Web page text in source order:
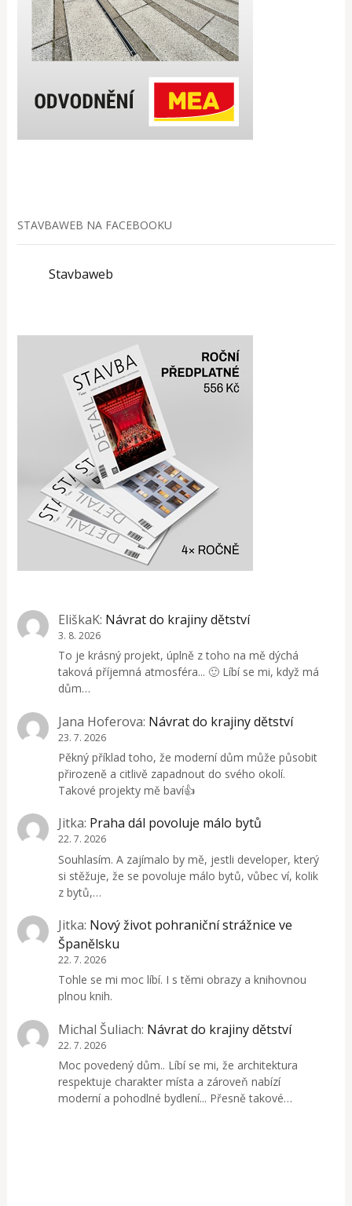
STAVBAWEB NA FACEBOOKU
Stavbaweb
EliškaK: Návrat do krajiny dětství
3. 8. 2026
To je krásný projekt, úplně z toho na mě dýchá
taková příjemná atmosféra... 🙂 Líbí se mi, když má
dům…
Jana Hoferova: Návrat do krajiny dětství
23. 7. 2026
Pěkný příklad toho, že moderní dům může působit
přirozeně a citlivě zapadnout do svého okolí.
Takové projekty mě baví👍
Jitka: Praha dál povoluje málo bytů
22. 7. 2026
Souhlasím. A zajímalo by mě, jestli developer, který
si stěžuje, že se povoluje málo bytů, vůbec ví, kolik
z bytů,…
Jitka: Nový život pohraniční strážnice ve
Španělsku
22. 7. 2026
Tohle se mi moc líbí. I s těmi obrazy a knihovnou
plnou knih.
Michal Šuliach: Návrat do krajiny dětství
22. 7. 2026
Moc povedený dům.. Líbí se mi, že architektura
respektuje charakter místa a zároveň nabízí
moderní a pohodlné bydlení... Přesně takové…